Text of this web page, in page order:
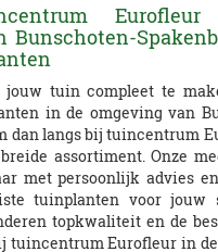
Bunschoten-
tuin compleet te
in de omgeving van
dan langs bij tuincentrum
assortiment. Onze
met persoonlijk advies
tuinplanten voor jouw
topkwaliteit en de
tuincentrum Eurofleur in